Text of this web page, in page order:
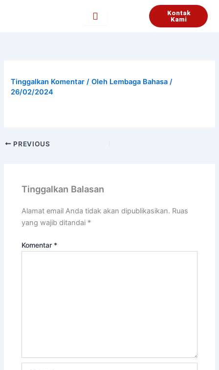
Kontak
Kami
Tinggalkan Komentar / Oleh Lembaga Bahasa/
26/02/2024
PREVIOUS
Tinggalkan Balasan
Alamat email Anda tidak akan dipublikasikan. Ruas
yang wajib ditandai *
Komentar *